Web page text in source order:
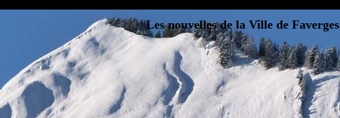
Les nouvelles de la Ville de Faverges